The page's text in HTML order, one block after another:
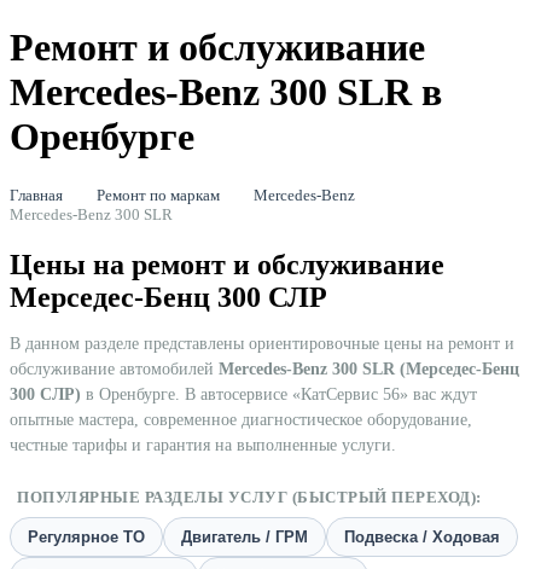
Ремонт и обслуживание
Mercedes-Benz 300 SLR в
Оренбурге
Главная Ремонт по маркам
Mercedes-Benz
Mercedes-Benz 300 SLR
Цены на ремонт и обслуживание
Мерседес-Бенц 300 СЛР
В данном разделе представлены ориентировочные цены на ремонт и
обслуживание автомобилей Mercedes-Benz 300 SLR (Мерседес-Бенц
300 СЛР) в Оренбурге. В автосервисе «КатСервис 56» вас ждут
опытные мастера, современное диагностическое оборудование,
честные тарифы и гарантия на выполненные услуги.
ПОПУЛЯРНЫЕ РАЗДЕЛЫ УСЛУГ (БЫСТРЫЙ ПЕРЕХОД):
Регулярное ТО Двигатель / ГРМ Подвеска / Ходовая